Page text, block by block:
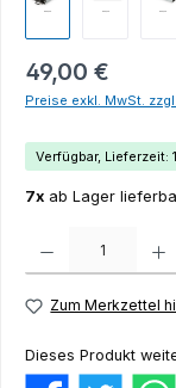
49,00 €
Preise exkl. MwSt.
Verfügbar, Lieferzeit:
7x ab Lager
Zum Merkzettel
Dieses Produkt